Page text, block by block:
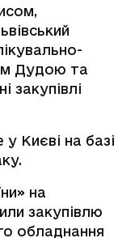
Дудою та
закупівлі
Києві на базі
на
закупівлю
обладнання